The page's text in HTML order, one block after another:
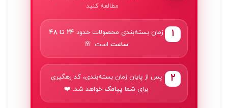
مطالعه کنید
۱ زمان بسته‌بندی محصولات حدود
۲۴ تا ۴۸
ساعت است. 🌸
۲
پس از پایان زمان بسته‌بندی، کد رهگیری
برای شما پیامک خواهد شد. ❤️